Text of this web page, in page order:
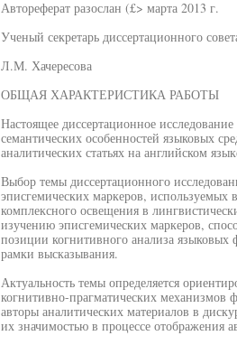
Автореферат разослан (£> марта 2013 г.
Ученый секретарь диссертационного
Л.М. Хачересова
ОБЩАЯ ХАРАКТЕРИСТИКА РАБОТЫ
Настоящее диссертационное
семантических особенностей языковых
аналитических статьях на английском
Выбор темы диссертационного
эписгемических маркеров, используемых
комплексного освещения в
изучению эписгемических маркеров,
позиции когнитивного анализа языковых
рамки высказывания.
Актуальность темы определяется
когнитивно-прагматических механизмов
авторы аналитических материалов в
их значимостью в процессе отображения